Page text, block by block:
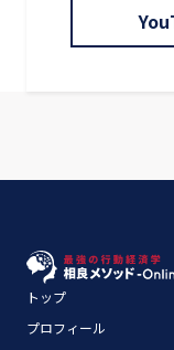
トップ
プロフィール